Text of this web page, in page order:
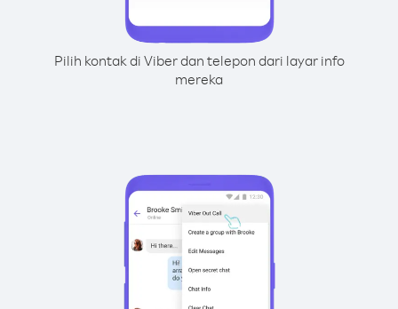
Pilih kontak di Viber dan telepon dari layar info
mereka